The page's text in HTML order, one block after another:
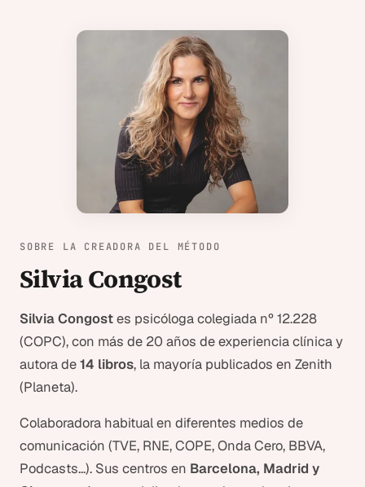
SOBRE LA CREADORA DEL MÉTODO
Silvia Congost
Silvia Congostes psicóloga colegiada nº 12.228
(COPC), con más de 20 años de experiencia clínica y
autora de14 libros, la mayoría publicados en Zenith
(Planeta).
Colaboradora habitual en diferentes medios de
comunicación (TVE, RNE, COPE, Onda Cero, BBVA,
Podcasts...). Sus centros en Barcelona, Madrid y